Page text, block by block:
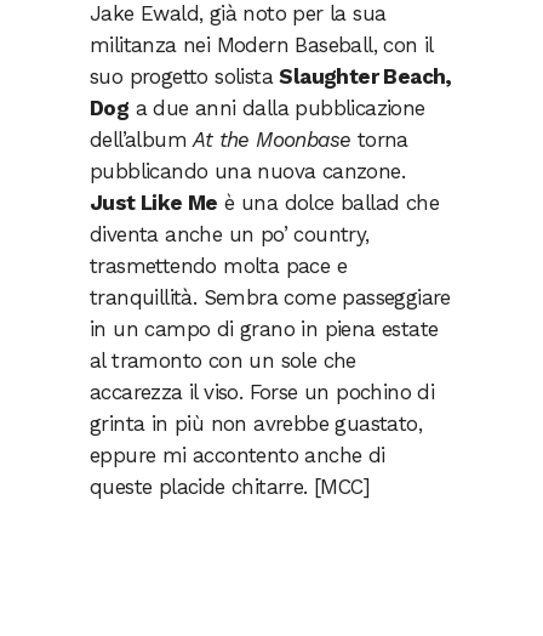
Jake Ewald, già noto per la sua
militanza nei Modern Baseball, con il
suo progetto solistaSlaughter Beach,
Dog a due anni dalla pubblicazione
dell’albumAt the Moonbase torna
pubblicando una nuova canzone.
Just Like Me è una dolce ballad che
diventa anche un po’ country,
trasmettendo molta pace e
tranquillità. Sembra come passeggiare
in un campo di grano in piena estate
al tramonto con un sole che
accarezza il viso. Forse un pochino di
grinta in più non avrebbe guastato,
eppure mi accontento anche di
queste placide chitarre. [MCC]